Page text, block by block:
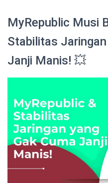
MyRepublic Musi
Stabilitas Jaringan
Janji Manis! 💥